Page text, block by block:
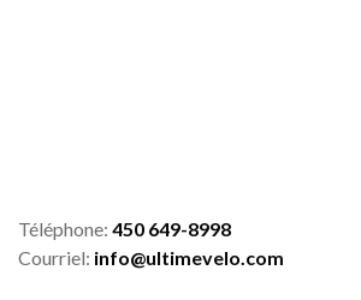
Téléphone: 450 649-8998
Courriel: info@ultimevelo.com